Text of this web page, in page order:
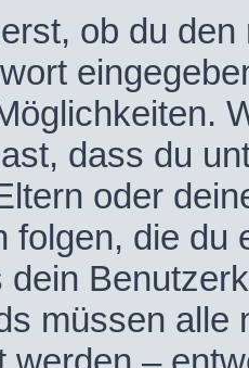
ob du
dass du
oder
folgen, die du
dein
müssen alle